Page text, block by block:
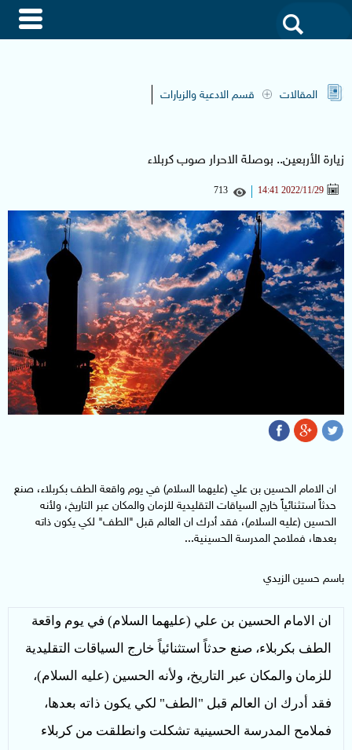
مواقعنا
المقالات قسم الادعية والزيارات
زيارة الأربعين.. بوصلة الاحرار صوب كربلاء
2022/11/29 14:41
713
ان الامام الحسين بن علي (عليهما السلام) في يوم واقعة الطف بكربلاء، صنع
حدثاً استثنائياً خارج السياقات التقليدية للزمان والمكان عبر التاريخ، ولأنه
الحسين (عليه السلام)، فقد أدرك ان العالم قبل "الطف" لكي يكون ذاته
بعدها، فملامح المدرسة الحسينية...
باسم حسين الزيدي
ان الامام الحسين بن علي (عليهما السلام) في يوم واقعة
الطف بكربلاء، صنع حدثاً استثنائياً خارج السياقات التقليدية
للزمان والمكان عبر التاريخ، ولأنه الحسين (عليه السلام)،
فقد أدرك ان العالم قبل "الطف" لكي يكون ذاته بعدها،
فملامح المدرسة الحسينية تشكلت وانطلقت من كربلاء